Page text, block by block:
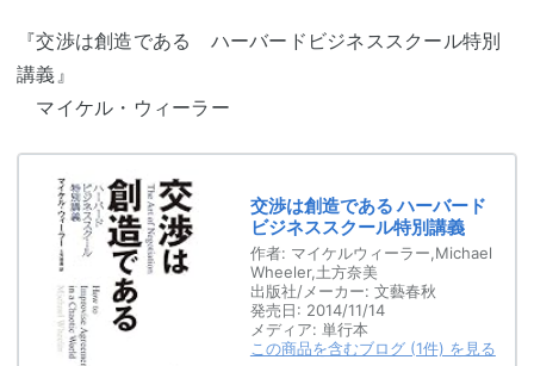
『交渉は創造である ハーバードビジネススクール特別
講義』
マイケル・ウィーラー
交渉は創造である ハーバード
ビジネススクール特別講義
作者: マイケルウィーラー,Michael
Wheeler,土方奈美
出版社/メーカー: 文藝春秋
発売日: 2014/11/14
メディア: 単行本
この商品を含むブログ (1件) を見る